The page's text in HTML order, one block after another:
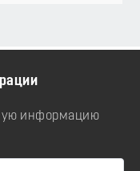
информацию